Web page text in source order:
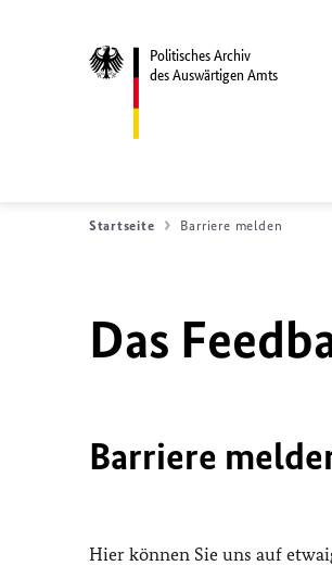
Politisches Archiv
des Auswärtigen Amts
Startseite Barriere melden
Das
Barriere
Hier können Sie uns auf